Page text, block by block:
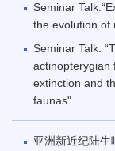
Seminar
the evolution of
Seminar Talk:
actinopterygian
extinction and
faunas"
亚洲新近纪陆